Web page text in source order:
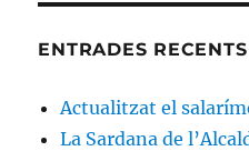
ENTRADES RECENTS
Actualitzat el
La Sardana de